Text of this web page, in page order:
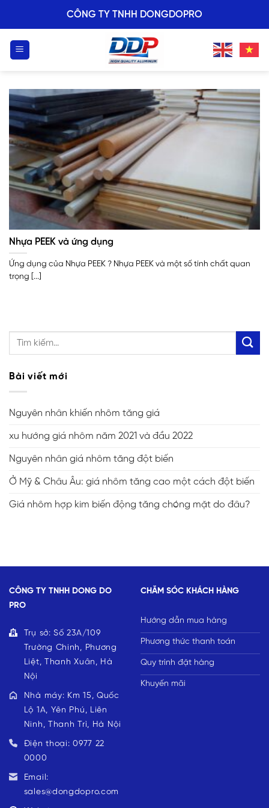
CÔNG TY TNHH DONGDOPRO
Nhựa PEEK và ứng dụng
Ứng dụng của Nhựa PEEK ? Nhựa PEEK và một số tính chất quan
trọng [...]
Bài viết mới
Nguyên nhân khiến nhôm tăng giá
xu hướng giá nhôm năm 2021 và đầu 2022
Nguyên nhân giá nhôm tăng đột biến
Ở Mỹ & Châu Âu: giá nhôm tăng cao một cách đột biến
Giá nhôm hợp kim biến động tăng chóng mặt do đâu?
CÔNG TY TNHH DONG DO
PRO
Trụ sở: Số 23A/109
Trường Chinh, Phương
Liệt, Thanh Xuân, Hà
Nội
Nhà máy: Km 15, Quốc
Lộ 1A, Yên Phú, Liên
Ninh, Thanh Trì, Hà Nội
Điện thoại: 0977 22
0000
Email:
sales@dongdopro.com
CHĂM SÓC KHÁCH HÀNG
Hướng dẫn mua hàng
Phương thức thanh toán
Quy trình đặt hàng
Khuyến mãi